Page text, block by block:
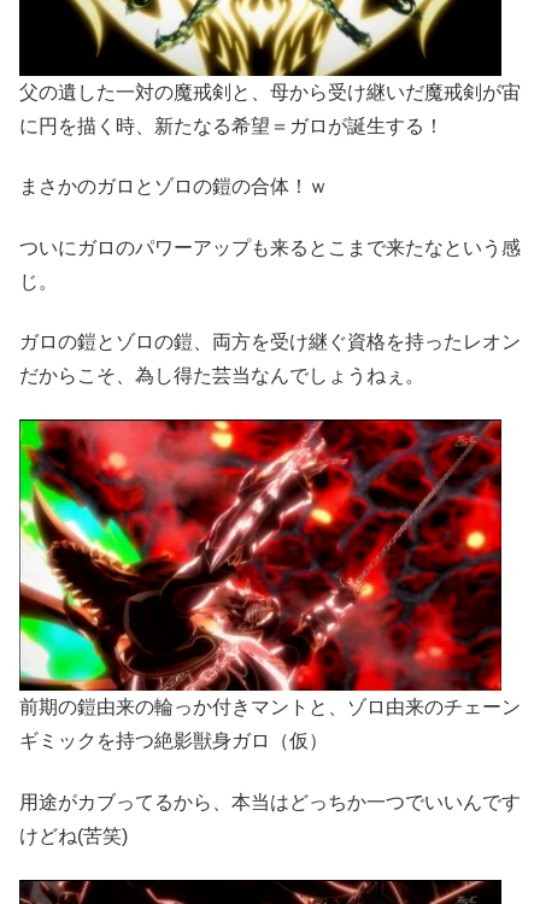
父の遺した一対の魔戒剣と、母から受け継いだ魔戒剣が宙
に円を描く時、新たなる希望＝ガロが誕生する！
まさかのガロとゾロの鎧の合体！ｗ
ついにガロのパワーアップも来るとこまで来たなという感
じ。
ガロの鎧とゾロの鎧、両方を受け継ぐ資格を持ったレオン
だからこそ、為し得た芸当なんでしょうねぇ。
前期の鎧由来の輪っか付きマントと、ゾロ由来のチェーン
ギミックを持つ絶影獣身ガロ（仮）
用途がカブってるから、本当はどっちか一つでいいんです
けどね(苦笑)